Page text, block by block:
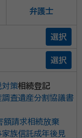
弁護士
選択
選択
対策相続登記
調査遺産分割協議書
額請求相続放棄
家族信託成年後見